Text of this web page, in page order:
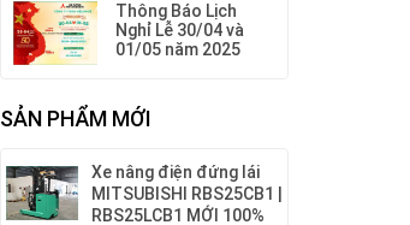
Thông Báo Lịch
Nghỉ Lễ 30/04 và
01/05 năm 2025
SẢN PHẨM MỚI
Xe nâng điện đứng lái
MITSUBISHI RBS25CB1 |
RBS25LCB1 MỚI 100%